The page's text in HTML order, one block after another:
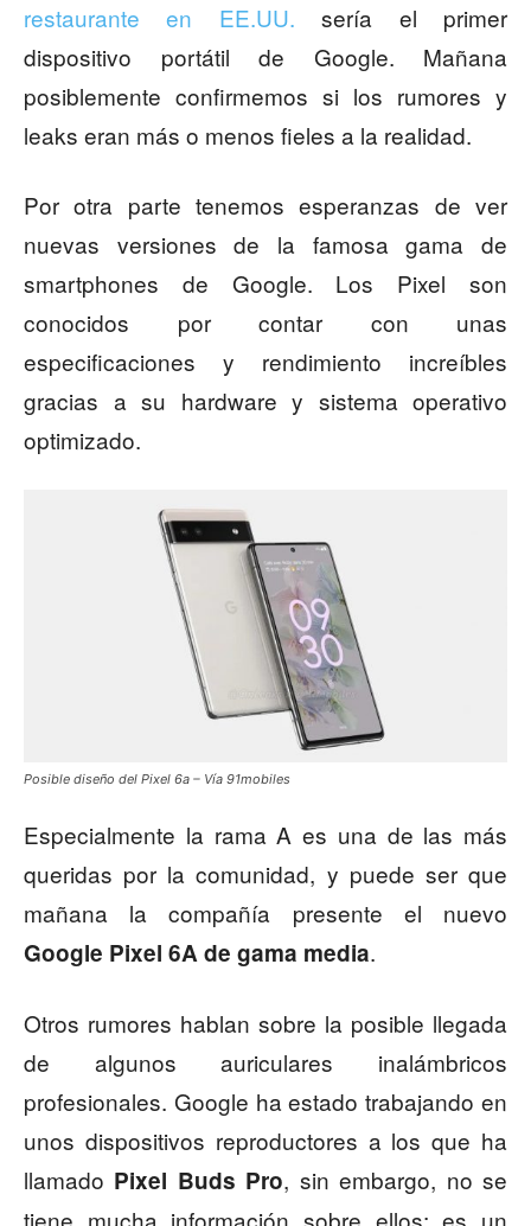
restaurante en EE.UU. sería el primer
dispositivo portátil de Google. Mañana
posiblemente confirmemos si los rumores y
leaks eran más o menos fieles a la realidad.
Por otra parte tenemos esperanzas de ver
nuevas versiones de la famosa gama de
smartphones de Google. Los Pixel son
conocidos por contar con unas
especificaciones y rendimiento increíbles
gracias a su hardware y sistema operativo
optimizado.
Posible diseño del Pixel 6a – Vía 91mobiles
Especialmente la rama A es una de las más
queridas por la comunidad, y puede ser que
mañana la compañía presente el nuevo
Google Pixel 6A de gama media.
Otros rumores hablan sobre la posible llegada
de algunos auriculares inalámbricos
profesionales. Google ha estado trabajando en
unos dispositivos reproductores a los que ha
llamado Pixel Buds Pro, sin embargo, no se